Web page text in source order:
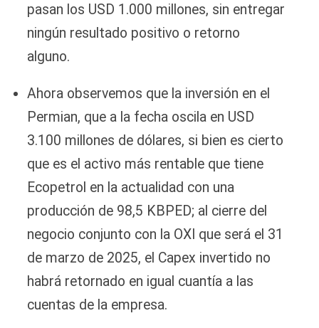
pasan los USD 1.000 millones, sin entregar
ningún resultado positivo o retorno
alguno.
Ahora observemos que la inversión en el
Permian, que a la fecha oscila en USD
3.100 millones de dólares, si bien es cierto
que es el activo más rentable que tiene
Ecopetrol en la actualidad con una
producción de 98,5 KBPED; al cierre del
negocio conjunto con la OXI que será el 31
de marzo de 2025, el Capex invertido no
habrá retornado en igual cuantía a las
cuentas de la empresa.